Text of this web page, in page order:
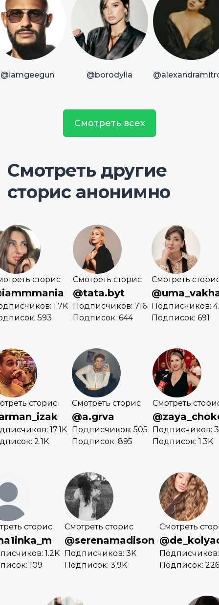
@iamgeegun @borodylia
Смотреть всех
Смотреть другие
сторис анонимно
сторис
1.7K
593
Смотреть сторис
@tata.byt
Подписчиков: 716
Подписок: 644
Смотреть
Подписчиков:
Подписок: 691
сторис
17.1K
2.1K
Смотреть сторис
@a.grva
Подписчиков: 505
Подписок: 895
Смотреть
Подписчиков:
Подписок: 1.3K
сторис
1.2K
109
Смотреть сторис
@serenamadison
Подписчиков: 3K
Подписок: 3.9K
Смотреть
Подписок: 226